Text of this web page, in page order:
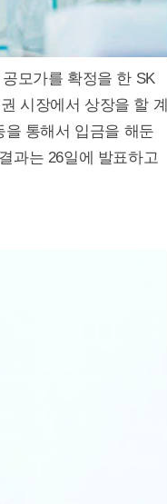
모가를 확정을 한 SK
시장에서 상장을 할 계
통해서 입금을 해둔
과는 26일에 발표하고